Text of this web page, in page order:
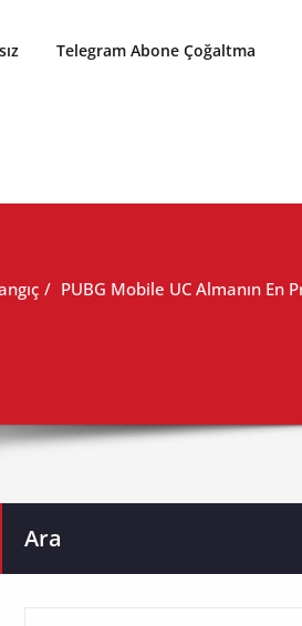
Telegram Abone Çoğaltma
PUBG Mobile UC Almanın En
Ara